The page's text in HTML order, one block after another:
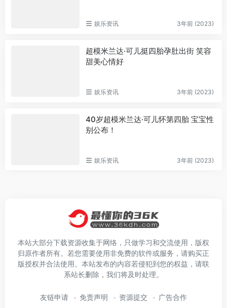
娱乐资讯 3年前 (2023)
超模米兰达·可儿挺四胎孕肚出街 笑容
甜美心情好
娱乐资讯 3年前 (2023)
40岁超模米兰达·可儿怀第四胎 宝宝性
别公布！
娱乐资讯 3年前 (2023)
本站大部分下载资源收集于网络，只做学习和交流使用，版权
归原作者所有。若您需要使用非免费的软件或服务，请购买正
版授权并合法使用。本站发布的内容若侵犯到您的权益，请联
系站长删除，我们将及时处理。
友链申请 免责声明 资源提交 广告合作